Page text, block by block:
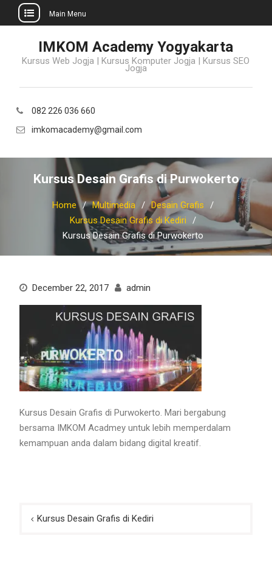
content
Main Menu
IMKOM Academy Yogyakarta
Kursus Web Jogja | Kursus Komputer Jogja | Kursus SEO
Jogja
082 226 036 660
imkomacademy@gmail.com
Kursus Desain Grafis di Purwokerto
Home Multimedia
Desain Grafis
Kursus Desain Grafis di Kediri
Kursus Desain Grafis di Purwokerto
December 22, 2017 admin
Kursus Desain Grafis di Purwokerto. Mari bergabung
bersama IMKOM Acadmey untuk lebih memperdalam
kemampuan anda dalam bidang digital kreatif.
PostKursus Desain Grafis di Kediri